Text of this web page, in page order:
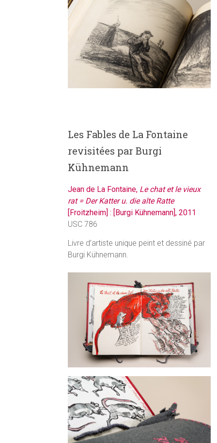
Les Fables de La Fontaine
revisitées par Burgi
Kühnemann
Jean de La Fontaine, Le chat et le vieux
rat = Der Katter u. die alte Ratte
[Froitzheim] : [Burgi Kühnemann], 2011
USC 786
Livre d’artiste unique peint et dessiné par
Burgi Kühnemann.